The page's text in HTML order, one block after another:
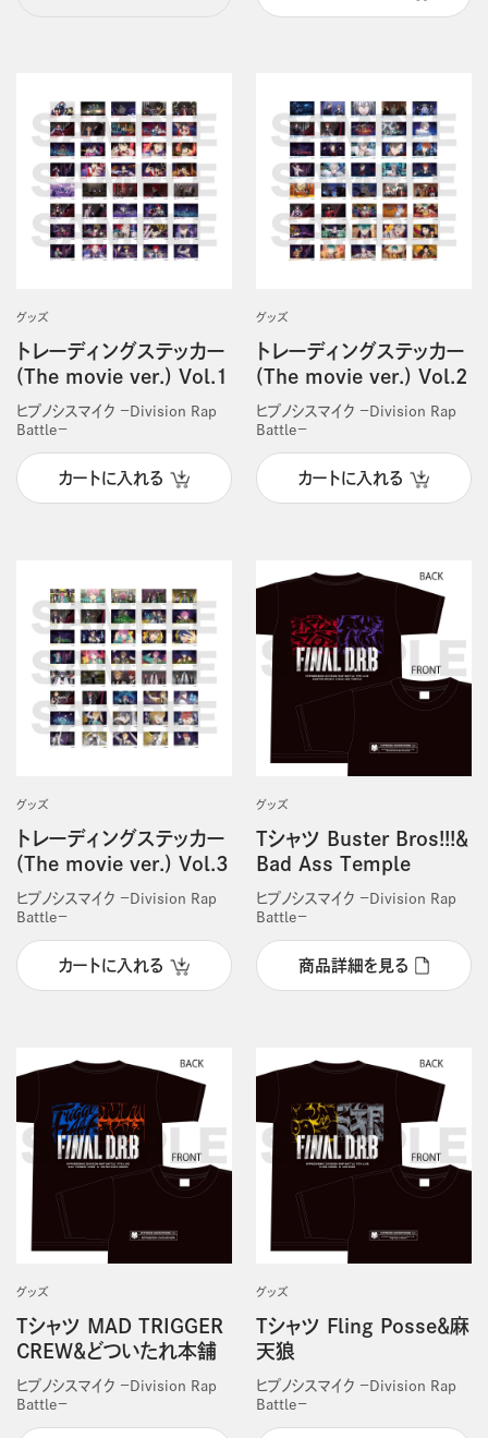
グッズ
トレーディングステッカー
(The movie ver.) Vol.1
ヒプノシスマイク －Division Rap
Battle－
カートに入れる
グッズ
トレーディングステッカー
(The movie ver.) Vol.2
ヒプノシスマイク －Division Rap
Battle－
カートに入れる
グッズ
トレーディングステッカー
(The movie ver.) Vol.3
ヒプノシスマイク －Division Rap
Battle－
カートに入れる
グッズ
Tシャツ Buster Bros!!!＆
Bad Ass Temple
ヒプノシスマイク －Division Rap
Battle－
商品詳細を見る
グッズ
Tシャツ MAD TRIGGER
CREW＆どついたれ本舗
ヒプノシスマイク －Division Rap
Battle－
グッズ
Tシャツ Fling Posse＆麻
天狼
ヒプノシスマイク －Division Rap
Battle－